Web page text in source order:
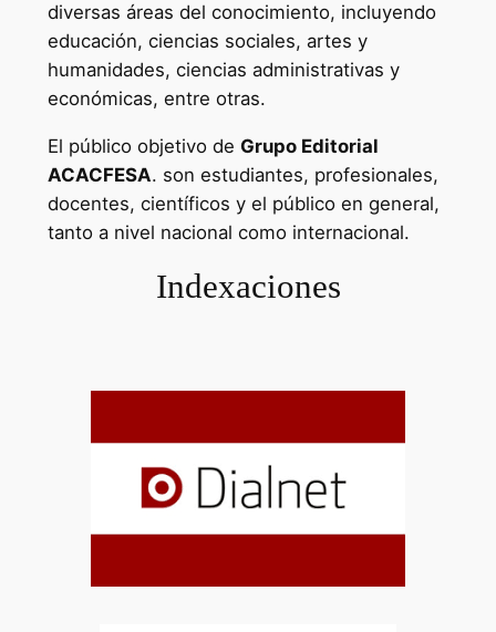
diversas áreas del conocimiento, incluyendo
educación, ciencias sociales, artes y
humanidades, ciencias administrativas y
económicas, entre otras.
El público objetivo de Grupo Editorial
ACACFESA. son estudiantes, profesionales,
docentes, científicos y el público en general,
tanto a nivel nacional como internacional.
Indexaciones